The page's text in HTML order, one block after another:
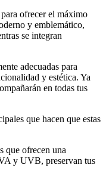
ofrecer el máximo
y emblemático,
se integran
adecuadas para
y estética. Ya
en todas tus
que hacen que estas
que ofrecen una
y UVB, preservan tus